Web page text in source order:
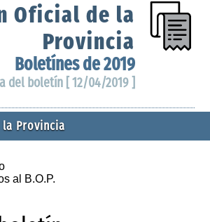
Oficial de la
Provincia
Boletínes de 2019
del boletín [ 12/04/2019 ]
Provincia
al B.O.P.